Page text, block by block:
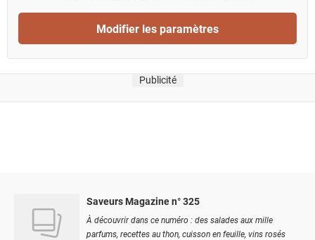
Modifier les paramètres
Publicité
Saveurs Magazine n° 325
À découvrir dans ce numéro : des salades aux mille
parfums, recettes au thon, cuisson en feuille, vins rosés